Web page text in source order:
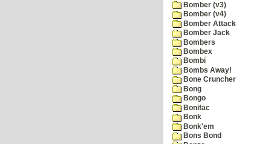
Bomber (v3)
Bomber (v4)
Bomber Attack
Bomber Jack
Bombers
Bombex
Bombi
Bombs Away!
Bone Cruncher
Bong
Bongo
Bonifac
Bonk
Bonk'em
Bons Bond